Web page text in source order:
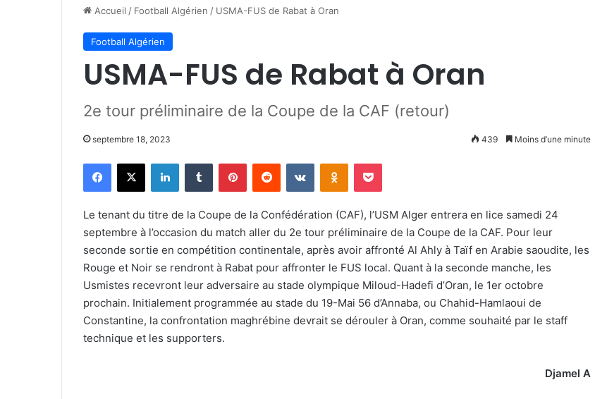
Accueil / Football Algérien / USMA-FUS de Rabat à Oran
Football Algérien
USMA-FUS de Rabat à Oran
2e tour préliminaire de la Coupe de la CAF (retour)
septembre 18, 2023 439 Moins d’une minute
Facebook
X LinkedinTumblr PinterestReddit VKontakteOdnoklassniki
Pocket
Le tenant du titre de la Coupe de la Confédération (CAF), l’USM Alger entrera en lice samedi 24
septembre à l’occasion du match aller du 2e tour préliminaire de la Coupe de la CAF. Pour leur
seconde sortie en compétition continentale, après avoir affronté Al Ahly à Taïf en Arabie saoudite, les
Rouge et Noir se rendront à Rabat pour affronter le FUS local. Quant à la seconde manche, les
Usmistes recevront leur adversaire au stade olympique Miloud-Hadefi d’Oran, le 1er octobre
prochain. Initialement programmée au stade du 19-Mai 56 d’Annaba, ou Chahid-Hamlaoui de
Constantine, la confrontation maghrébine devrait se dérouler à Oran, comme souhaité par le staff
technique et les supporters.
Djamel A